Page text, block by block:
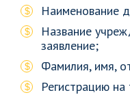
Наименование
Название
заявление;
Фамилия, имя,
Регистрацию